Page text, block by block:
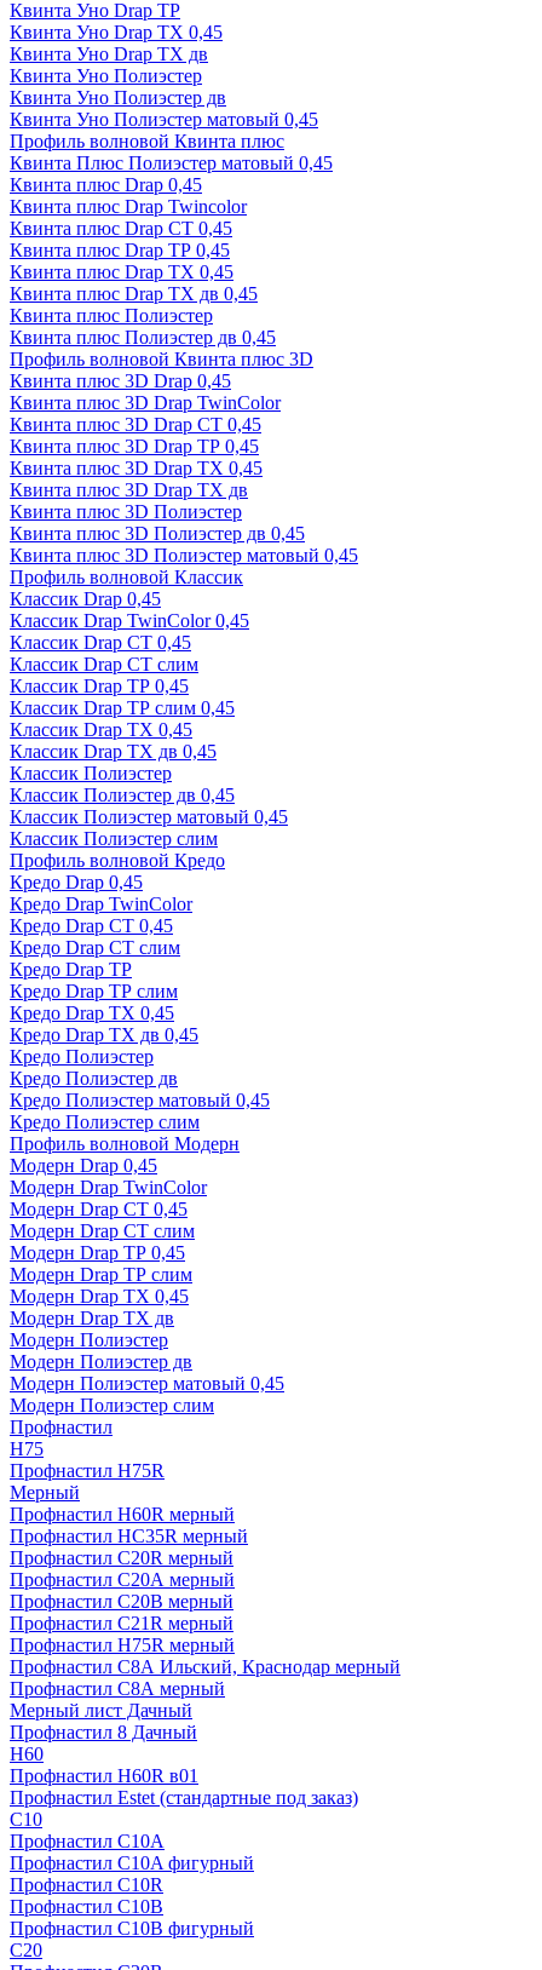
Квинта Уно Drap ТР
Квинта Уно Drap ТХ 0,45
Квинта Уно Drap ТХ дв
Квинта Уно Полиэстер
Квинта Уно Полиэстер дв
Квинта Уно Полиэстер матовый 0,45
Профиль волновой Квинта плюс
Квинта Плюс Полиэстер матовый 0,45
Квинта плюс Drap 0,45
Квинта плюс Drap Twincolor
Квинта плюс Drap СТ 0,45
Квинта плюс Drap ТР 0,45
Квинта плюс Drap ТХ 0,45
Квинта плюс Drap ТХ дв 0,45
Квинта плюс Полиэстер
Квинта плюс Полиэстер дв 0,45
Профиль волновой Квинта плюс 3D
Квинта плюс 3D Drap 0,45
Квинта плюс 3D Drap TwinColor
Квинта плюс 3D Drap СТ 0,45
Квинта плюс 3D Drap ТР 0,45
Квинта плюс 3D Drap ТХ 0,45
Квинта плюс 3D Drap ТХ дв
Квинта плюс 3D Полиэстер
Квинта плюс 3D Полиэстер дв 0,45
Квинта плюс 3D Полиэстер матовый 0,45
Профиль волновой Классик
Классик Drap 0,45
Классик Drap TwinColor 0,45
Классик Drap СТ 0,45
Классик Drap СТ слим
Классик Drap ТР 0,45
Классик Drap ТР слим 0,45
Классик Drap ТХ 0,45
Классик Drap ТХ дв 0,45
Классик Полиэстер
Классик Полиэстер дв 0,45
Классик Полиэстер матовый 0,45
Классик Полиэстер слим
Профиль волновой Кредо
Кредо Drap 0,45
Кредо Drap TwinColor
Кредо Drap СТ 0,45
Кредо Drap СТ слим
Кредо Drap ТР
Кредо Drap ТР слим
Кредо Drap ТХ 0,45
Кредо Drap ТХ дв 0,45
Кредо Полиэстер
Кредо Полиэстер дв
Кредо Полиэстер матовый 0,45
Кредо Полиэстер слим
Профиль волновой Модерн
Модерн Drap 0,45
Модерн Drap TwinColor
Модерн Drap СТ 0,45
Модерн Drap СТ слим
Модерн Drap ТР 0,45
Модерн Drap ТР слим
Модерн Drap ТХ 0,45
Модерн Drap ТХ дв
Модерн Полиэстер
Модерн Полиэстер дв
Модерн Полиэстер матовый 0,45
Модерн Полиэстер слим
Профнастил
H75
Профнастил H75R
Мерный
Профнастил H60R мерный
Профнастил HC35R мерный
Профнастил С20R мерный
Профнастил С20А мерный
Профнастил С20В мерный
Профнастил С21R мерный
Профнастил Н75R мерный
Профнастил С8А Ильский, Краснодар мерный
Профнастил С8А мерный
Мерный лист Дачный
Профнастил 8 Дачный
Н60
Профнастил H60R в01
Профнастил Estet (стандартные под заказ)
C10
Профнастил С10A
Профнастил С10A фигурный
Профнастил С10R
Профнастил С10В
Профнастил С10В фигурный
C20